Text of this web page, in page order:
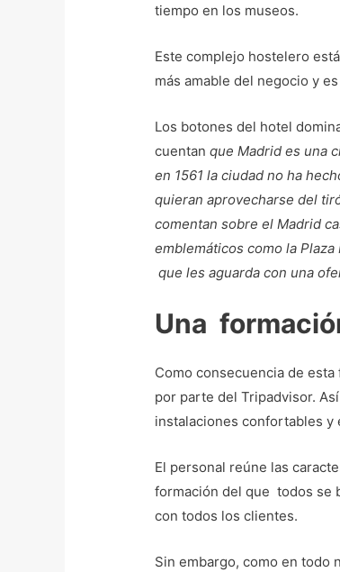
tiempo en los museos.
Este complejo hostelero
más amable del negocio y
Los botones del hotel
cuentanque Madrid es una
en 1561 la ciudad no ha
quieran aprovecharse del
comentan sobre el Madrid
emblemáticos como la
que les aguarda con una
Una
Como consecuencia de
por parte del Tripadvisor.
instalaciones confortables y
El personal reúne las
formación del que todos se
con todos los clientes.
Sin embargo, como en todo